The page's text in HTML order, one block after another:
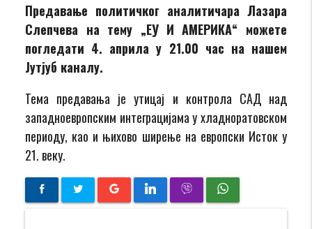
Предавање политичког аналитичара Лазара
Слепчева на тему „ЕУ И АМЕРИКА“ можете
погледати 4. априла у 21.00 час на нашем
Јутјуб каналу.
Тема предавања је утицај и контрола САД над
западноевропским интеграцијама у хладноратовском
периоду, као и њихово ширење на европски Исток у
21. веку.